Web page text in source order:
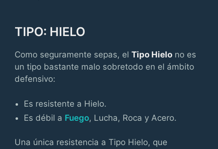
TIPO: HIELO
Como seguramente sepas, el Tipo Hielo no es
un tipo bastante malo sobretodo en el ámbito
defensivo:
Es resistente a Hielo.
Es débil a Fuego, Lucha, Roca y Acero.
Una única resistencia a Tipo Hielo, que